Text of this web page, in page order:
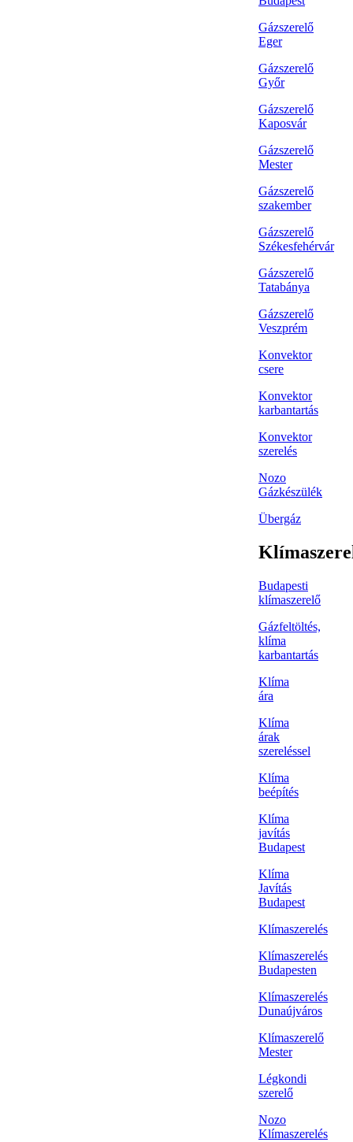
Gázszerelő
Eger
Gázszerelő
Győr
Gázszerelő
Kaposvár
Gázszerelő
Mester
Gázszerelő
szakember
Gázszerelő
Székesfehérvár
Gázszerelő
Tatabánya
Gázszerelő
Veszprém
Konvektor
csere
Konvektor
karbantartás
Konvektor
szerelés
Nozo
Gázkészülék
Übergáz
Budapesti
klímaszerelő
Gázfeltöltés,
klíma
karbantartás
Klíma
ára
Klíma
árak
szereléssel
Klíma
beépítés
Klíma
javítás
Budapest
Klíma
Javítás
Budapest
Klímaszerelés
Klímaszerelés
Budapesten
Klímaszerelés
Dunaújváros
Klímaszerelő
Mester
Légkondi
szerelő
Nozo
Klímaszerelés